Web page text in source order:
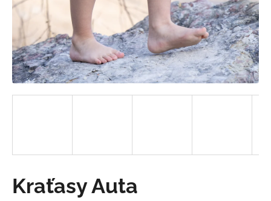
Kraťasy Auta
a
í
t
?
D